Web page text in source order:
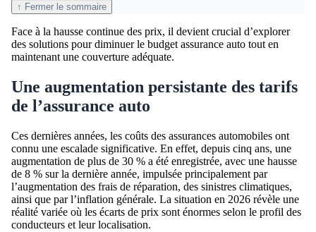
↑ Fermer le sommaire
Face à la hausse continue des prix, il devient crucial d’explorer
des solutions pour diminuer le budget assurance auto tout en
maintenant une couverture adéquate.
Une augmentation persistante des tarifs
de l’assurance auto
Ces dernières années, les coûts des assurances automobiles ont
connu une escalade significative. En effet, depuis cinq ans, une
augmentation de plus de 30 % a été enregistrée, avec une hausse
de 8 % sur la dernière année, impulsée principalement par
l’augmentation des frais de réparation, des sinistres climatiques,
ainsi que par l’inflation générale. La situation en 2026 révèle une
réalité variée où les écarts de prix sont énormes selon le profil des
conducteurs et leur localisation.